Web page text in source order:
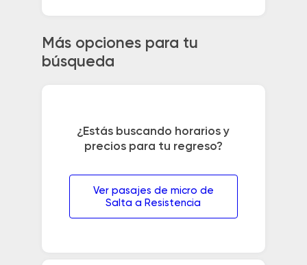
Más opciones para tu
búsqueda
¿Estás buscando horarios y
precios para tu regreso?
Ver pasajes de micro de
Salta a Resistencia